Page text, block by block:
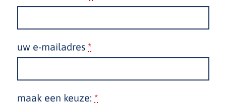
uw e-mailadres *
maak een keuze: *